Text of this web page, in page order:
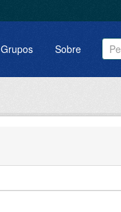
Grupos Sobre